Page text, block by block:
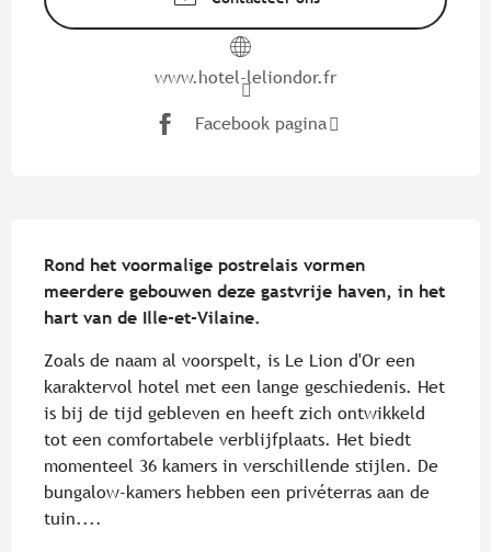
www.hotel-leliondor.fr
Facebook pagina
Rond het voormalige postrelais vormen
meerdere gebouwen deze gastvrije haven, in het
hart van de Ille-et-Vilaine.
Zoals de naam al voorspelt, is Le Lion d'Or een
karaktervol hotel met een lange geschiedenis. Het
is bij de tijd gebleven en heeft zich ontwikkeld
tot een comfortabele verblijfplaats. Het biedt
momenteel 36 kamers in verschillende stijlen. De
bungalow-kamers hebben een privéterras aan de
tuin....